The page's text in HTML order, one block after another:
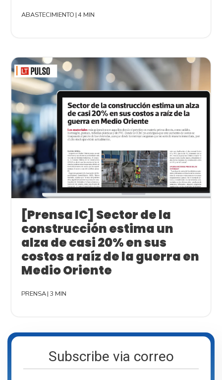
ABASTECIMIENTO |4 MIN
[Prensa IC] Sector de la
construcción estima un
alza de casi 20% en sus
costos a raíz de la guerra en
Medio Oriente
PRENSA| 3 MIN
Subscribe via correo